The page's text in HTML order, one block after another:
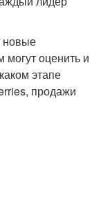
новые
могут оценить и
этапе
продажи